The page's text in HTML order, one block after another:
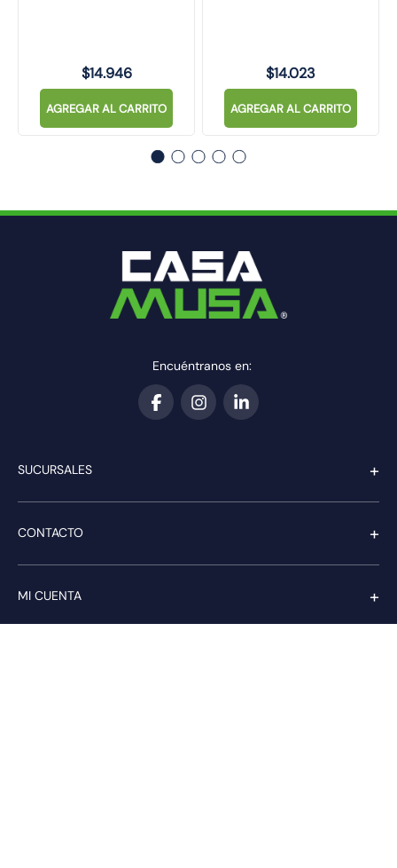
$14.946
AGREGAR AL CARRITO
$14.023
AGREGAR AL CARRITO
Encuéntranos en:
SUCURSALES +
CONTACTO +
MI CUENTA +